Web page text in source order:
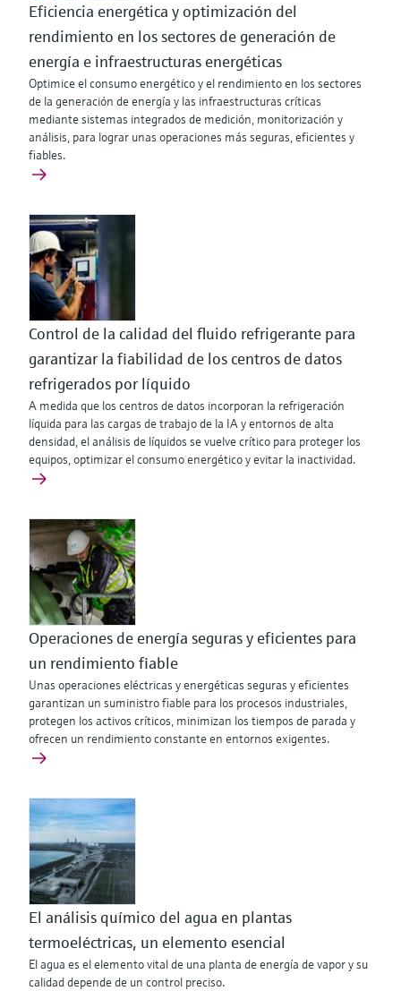
Eficiencia energética y optimización del
rendimiento en los sectores de generación de
energía e infraestructuras energéticas
Optimice el consumo energético y el rendimiento en los sectores
de la generación de energía y las infraestructuras críticas
mediante sistemas integrados de medición, monitorización y
análisis, para lograr unas operaciones más seguras, eficientes y
fiables.
Control de la calidad del fluido refrigerante para
garantizar la fiabilidad de los centros de datos
refrigerados por líquido
A medida que los centros de datos incorporan la refrigeración
líquida para las cargas de trabajo de la IA y entornos de alta
densidad, el análisis de líquidos se vuelve crítico para proteger los
equipos, optimizar el consumo energético y evitar la inactividad.
Operaciones de energía seguras y eficientes para
un rendimiento fiable
Unas operaciones eléctricas y energéticas seguras y eficientes
garantizan un suministro fiable para los procesos industriales,
protegen los activos críticos, minimizan los tiempos de parada y
ofrecen un rendimiento constante en entornos exigentes.
El análisis químico del agua en plantas
termoeléctricas, un elemento esencial
El agua es el elemento vital de una planta de energía de vapor y su
calidad depende de un control preciso.